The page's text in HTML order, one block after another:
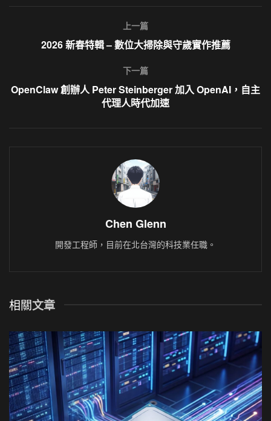
上一篇
2026 新春特輯 – 數位大掃除與守歲實作推薦
下一篇
OpenClaw 創辦人 Peter Steinberger 加入 OpenAI，自主
代理人時代加速
Chen Glenn
開發工程師，目前在北台灣的科技業任職。
相關文章